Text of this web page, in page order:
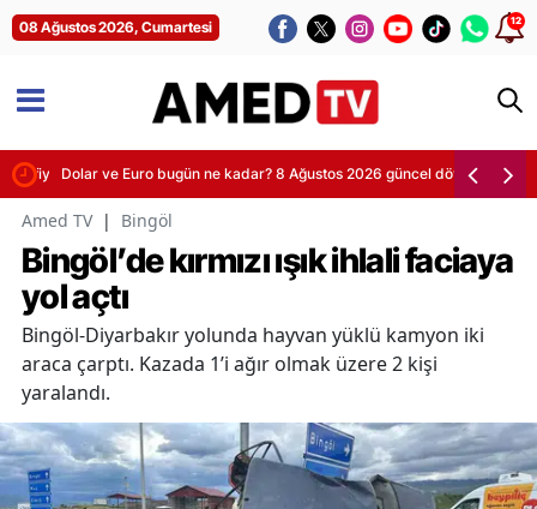
08 Ağustos 2026, Cumartesi 12
fiyatlarıDolar ve Euro bugün ne kadar? 8 Ağustos 2026 güncel döviz kurları
Amed TV | Bingöl
Bingöl’de kırmızı ışık ihlali faciaya
yol açtı
Bingöl-Diyarbakır yolunda hayvan yüklü kamyon iki
araca çarptı. Kazada 1’i ağır olmak üzere 2 kişi
yaralandı.